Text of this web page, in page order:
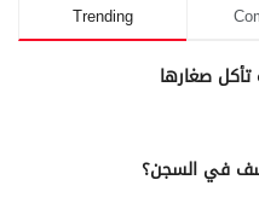
Trending
في السجن؟